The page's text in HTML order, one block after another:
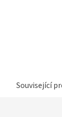
Související